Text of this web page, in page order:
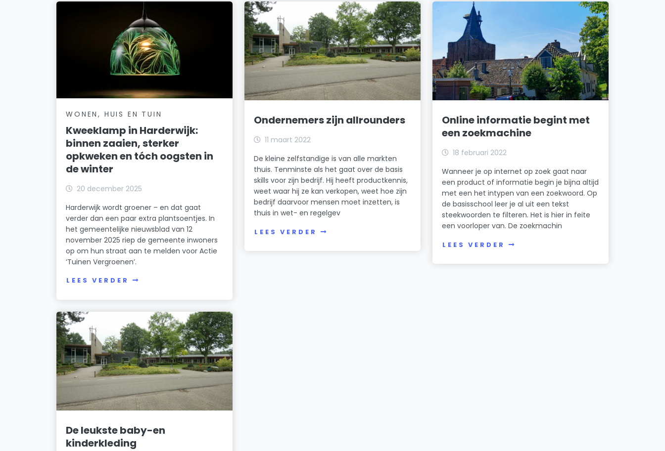
WONEN, HUIS EN TUIN
Kweeklamp in Harderwijk:
binnen zaaien, sterker
opkweken en tóch oogsten in
de winter
20 december 2025
Harderwijk wordt groener – en dat gaat
verder dan een paar extra plantsoentjes. In
het gemeentelijke nieuwsblad van 12
november 2025 riep de gemeente inwoners
op om hun straat aan te melden voor Actie
‘Tuinen Vergroenen’.
LEES VERDER
Ondernemers zijn allrounders
11 maart 2022
De kleine zelfstandige is van alle markten
thuis. Tenminste als het gaat over de basis
skills voor zijn bedrijf. Hij heeft productkennis,
weet waar hij ze kan verkopen, weet hoe zijn
bedrijf daarvoor mensen moet inzetten, is
thuis in wet- en regelgev
LEES VERDER
Online informatie begint met
een zoekmachine
18 februari 2022
Wanneer je op internet op zoek gaat naar
een product of informatie begin je bijna altijd
met een het intypen van een zoekwoord. Op
de basisschool leer je al uit een tekst
steekwoorden te filteren. Het is hier in feite
een voorloper van. De zoekmachin
LEES VERDER
De leukste baby-en
kinderkleding